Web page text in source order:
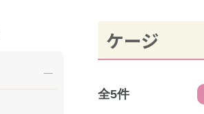
ケージ
全5件